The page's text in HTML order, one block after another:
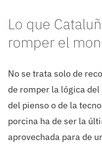
Lo que
romper el
No se trata solo de
de romper la lógica
del pienso o de la
porcina ha de ser la
aprovechada para de